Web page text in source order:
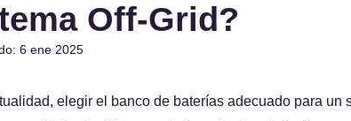
Off-Grid?
6 ene 2025
elegir el banco de baterías adecuado para un